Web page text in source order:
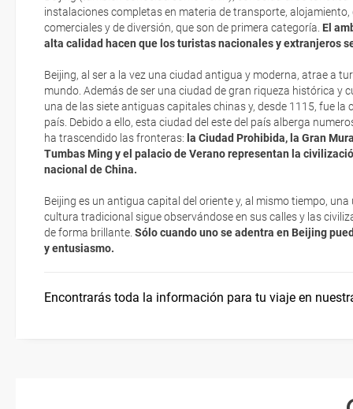
instalaciones completas en materia de transporte,
comerciales y de diversión, que son de primera categoría. El
alta calidad hacen que los turistas nacionales y extranjeros
Beijing, al ser a la vez una ciudad antigua y moderna, atrae a
mundo. Además de ser una ciudad de gran riqueza histórica y
una de las siete antiguas capitales chinas y, desde 1115, fue la
país. Debido a ello, esta ciudad del este del país alberga
ha trascendido las fronteras: la Ciudad Prohibida, la Gran
Tumbas Ming y el palacio de Verano representan la
nacional de China.
Beijing es un antigua capital del oriente y, al mismo tiempo,
cultura tradicional sigue observándose en sus calles y las
de forma brillante. Sólo cuando uno se adentra en Beijing
y entusiasmo.
Encontrarás toda la información para tu viaje en
Ciudad Prohibida
Festival de las Linternas
Hacer la maleta
Documentación
Moneda
La documentación de tu reserva te será enviada por mail en el
esté realizado completamente.
electrónicos por lo que podrás obtenerlas directamente en los
realizando el check-in por su web.
Eso sí, deberás estar atento si viajas con una compañía low cost,
exigen la presentación de la tarjeta de embarque (que deberás
no te carguen un suplemento extra en el mismo aeropuerto.
te enviaremos la documentación de tu reserva alrededor de 10
imprimir y llevar contigo en el viaje.
Esta documentación te será requerida en el mostrador de la